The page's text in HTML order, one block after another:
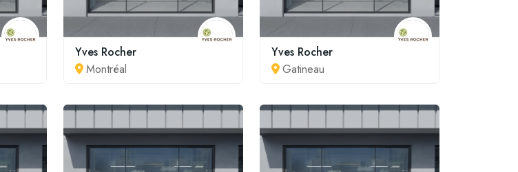
Yves Rocher
Montréal
Yves Rocher
Gatineau